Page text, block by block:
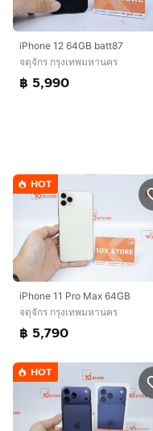
iPhone 12 64GB batt87
จตุจักร กรุงเทพมหานคร
฿ 5,990
HOT
iPhone 11 Pro Max 64GB
จตุจักร กรุงเทพมหานคร
฿ 5,790
HOT